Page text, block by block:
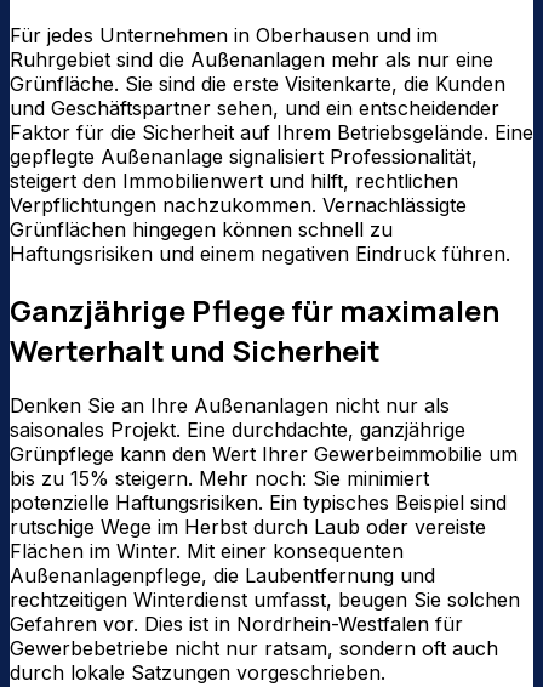
Für jedes Unternehmen in Oberhausen und im
Ruhrgebiet sind die Außenanlagen mehr als nur eine
Grünfläche. Sie sind die erste Visitenkarte, die Kunden
und Geschäftspartner sehen, und ein entscheidender
Faktor für die Sicherheit auf Ihrem Betriebsgelände. Eine
gepflegte Außenanlage signalisiert Professionalität,
steigert den Immobilienwert und hilft, rechtlichen
Verpflichtungen nachzukommen. Vernachlässigte
Grünflächen hingegen können schnell zu
Haftungsrisiken und einem negativen Eindruck führen.
Ganzjährige Pflege für maximalen
Werterhalt und Sicherheit
Denken Sie an Ihre Außenanlagen nicht nur als
saisonales Projekt. Eine durchdachte, ganzjährige
Grünpflege kann den Wert Ihrer Gewerbeimmobilie um
bis zu 15% steigern. Mehr noch: Sie minimiert
potenzielle Haftungsrisiken. Ein typisches Beispiel sind
rutschige Wege im Herbst durch Laub oder vereiste
Flächen im Winter. Mit einer konsequenten
Außenanlagenpflege, die Laubentfernung und
rechtzeitigen Winterdienst umfasst, beugen Sie solchen
Gefahren vor. Dies ist in Nordrhein-Westfalen für
Gewerbebetriebe nicht nur ratsam, sondern oft auch
durch lokale Satzungen vorgeschrieben.